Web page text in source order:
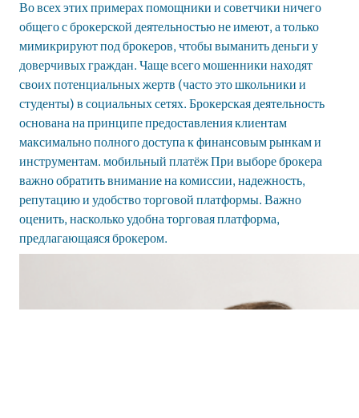
Во всех этих примерах помощники и советчики ничего
общего с брокерской деятельностью не имеют, а только
мимикрируют под брокеров, чтобы выманить деньги у
доверчивых граждан. Чаще всего мошенники находят
своих потенциальных жертв (часто это школьники и
студенты) в социальных сетях. Брокерская деятельность
основана на принципе предоставления клиентам
максимально полного доступа к финансовым рынкам и
инструментам. мобильный платёжПри выборе брокера
важно обратить внимание на комиссии, надежность,
репутацию и удобство торговой платформы. Важно
оценить, насколько удобна торговая платформа,
предлагающаяся брокером.